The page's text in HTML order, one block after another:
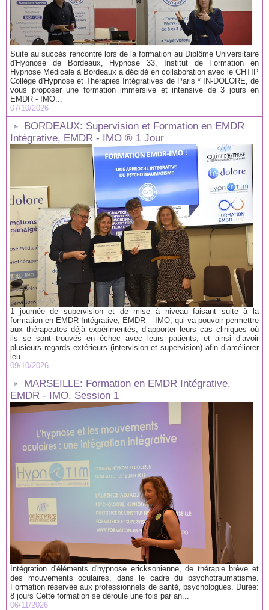
Suite au succès rencontré lors de la formation au Diplôme Universitaire
d'Hypnose de Bordeaux, Hypnose 33, Institut de Formation en
Hypnose Médicale à Bordeaux a décidé en collaboration avec le CHTIP
Collège d'Hypnose et Thérapies Intégratives de Paris * IN-DOLORE, de
vous proposer une formation immersive et intensive de 3 jours en
EMDR - IMO...
07/10/2026
BORDEAUX: Supervision et Formation en EMDR
Intégrative, EMDR - IMO ® 1 Jour
1 journée de supervision et de mise à niveau faisant suite à la
formation en EMDR Intégrative, EMDR – IMO, qui va pouvoir permettre
aux thérapeutes déjà expérimentés, d’apporter leurs cas cliniques où
ils se sont trouvés en échec avec leurs patients, et ainsi d’avoir
plusieurs regards extérieurs (intervision et supervision) afin d’améliorer
leu...
09/10/2026
MARSEILLE: Formation en EMDR Intégrative,
EMDR - IMO. Session 1
Intégration d'éléments d'hypnose ericksonienne, de thérapie brève et
des mouvements oculaires, dans le cadre du psychotraumatisme.
Formation réservée aux professionnels de santé, psychologues. Durée:
8 jours Cette formation se déroule une fois par an...
06/11/2026